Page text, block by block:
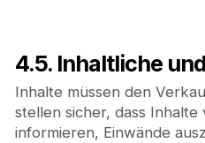
4.5. Inhaltliche
Inhalte müssen den
stellen sicher, dass
informieren, Einwände